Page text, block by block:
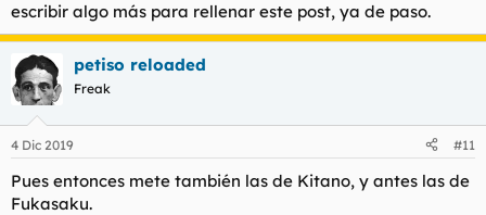
escribir algo más para rellenar este post, ya de paso.
petiso reloaded
Freak
4 Dic 2019 #11
Pues entonces mete también las de Kitano, y antes las de
Fukasaku.